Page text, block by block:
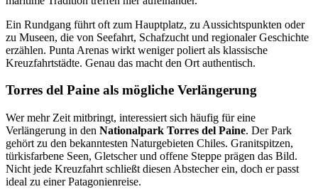
Ein Rundgang führt oft zum Hauptplatz, zu Aussichtspunkten oder
zu Museen, die von Seefahrt, Schafzucht und regionaler Geschichte
erzählen. Punta Arenas wirkt weniger poliert als klassische
Kreuzfahrtstädte. Genau das macht den Ort authentisch.
Torres del Paine als mögliche Verlängerung
Wer mehr Zeit mitbringt, interessiert sich häufig für eine
Verlängerung in den Nationalpark Torres del Paine. Der Park
gehört zu den bekanntesten Naturgebieten Chiles. Granitspitzen,
türkisfarbene Seen, Gletscher und offene Steppe prägen das Bild.
Nicht jede Kreuzfahrt schließt diesen Abstecher ein, doch er passt
ideal zu einer Patagonienreise.